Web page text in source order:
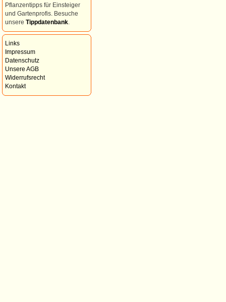
Pflanzentipps für Einsteiger
und Gartenprofis. Besuche
unsere Tippdatenbank
Links
Impressum
Datenschutz
Unsere AGB
Widerrufsrecht
Kontakt